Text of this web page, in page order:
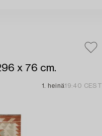
x 76 cm.
1. heinä19:40 CEST